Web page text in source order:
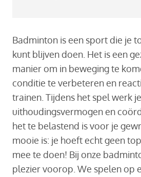
Badminton is een sport die je
kunt blijven doen. Het is een
manier om in beweging te
conditie te verbeteren en
trainen. Tijdens het spel werk
uithoudingsvermogen en
het te belastend is voor je
mooie is: je hoeft echt geen
mee te doen! Bij onze
plezier voorop. We spelen op